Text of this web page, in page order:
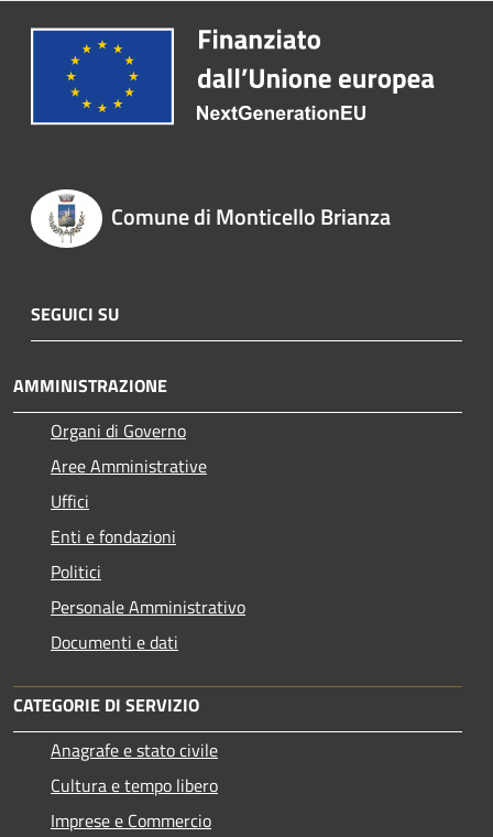
Comune di Monticello Brianza
SEGUICI SU
AMMINISTRAZIONE
Organi di Governo
Aree Amministrative
Uffici
Enti e fondazioni
Politici
Personale Amministrativo
Documenti e dati
CATEGORIE DI SERVIZIO
Anagrafe e stato civile
Cultura e tempo libero
Imprese e Commercio